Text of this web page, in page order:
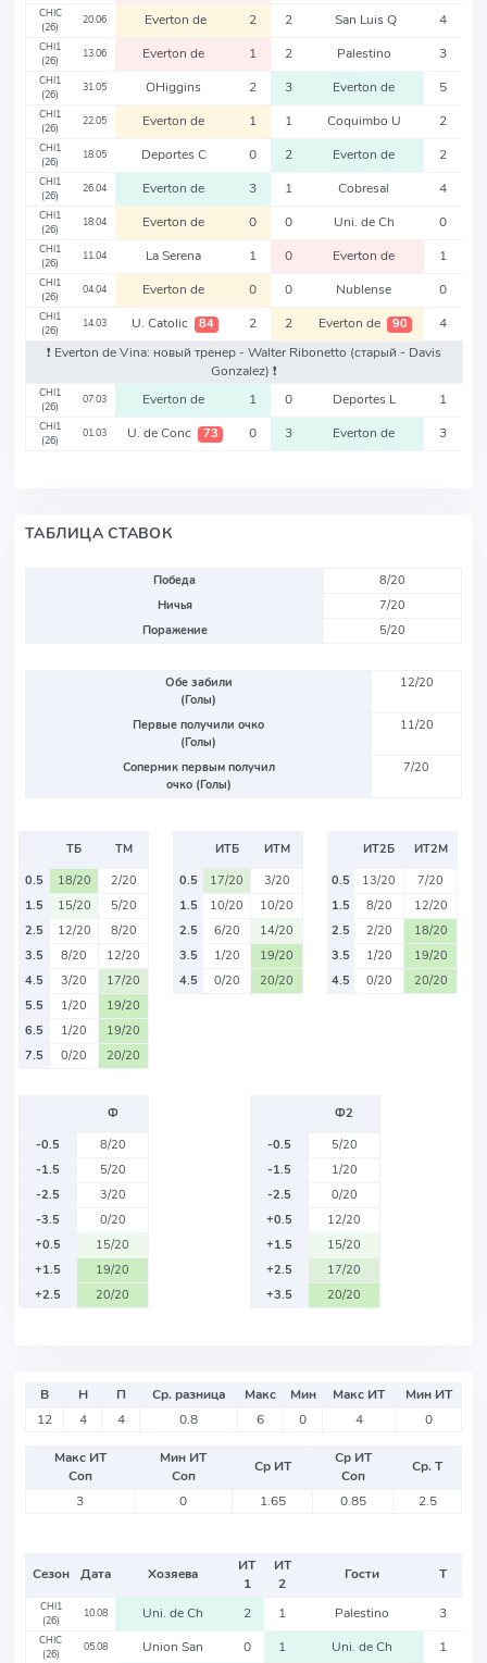
CHIC
(26)
20.06 Everton de 2 2 San Luis Q 4
CHI1
(26)
13.06 Everton de 1 2 Palestino 3
CHI1
(26)
31.05 OHiggins 2 3 Everton de 5
CHI1
(26)
22.05 Everton de 1 1 Coquimbo U 2
CHI1
(26)
18.05 Deportes C 0 2 Everton de 2
CHI1
(26)
26.04 Everton de 3 1 Cobresal 4
CHI1
(26)
18.04 Everton de 0 0 Uni. de Ch 0
CHI1
(26)
11.04 La Serena 1 0 Everton de 1
CHI1
(26)
04.04 Everton de 0 0 Nublense 0
CHI1
(26)
14.03 U. Catolic 84 2 2 Everton de 90
4
❗️ Everton de Vina: новый тренер - Walter Ribonetto (старый - Davis
Gonzalez) ❗️
CHI1
(26)
07.03 Everton de 1 0 Deportes L 1
CHI1
(26)
01.03 U. de Conc 73 0 3 Everton de 3
ТАБЛИЦА СТАВОК
Победа
8/20
Ничья
7/20
Поражение
5/20
Обе забили
(Голы)
12/20
Первые получили очко
(Голы)
11/20
Соперник первым получил
очко (Голы)
7/20
ТБ
ТМ
0.5
18/20
2/20
1.5
15/20
5/20
2.5
12/20
8/20
3.5
8/20
12/20
4.5
3/20
17/20
5.5
1/20
19/20
6.5
1/20
19/20
7.5
0/20 20/20
ИТБ
ИТМ
0.5
17/20
3/20
1.5
10/20
10/20
2.5
6/20
14/20
3.5
1/20
19/20
4.5
0/20 20/20
ИТ2Б
ИТ2М
0.5
13/20
7/20
1.5
8/20
12/20
2.5
2/20
18/20
3.5
1/20
19/20
4.5
0/20 20/20
Ф
-0.5
8/20
-1.5
5/20
-2.5
3/20
-3.5
0/20
+0.5
15/20
+1.5
19/20
+2.5
20/20
Ф2
-0.5
5/20
-1.5
1/20
-2.5
0/20
+0.5
12/20
+1.5
15/20
+2.5
17/20
+3.5
20/20
В Н П Ср. разница Макс Мин Макс ИТ
Мин ИТ
12
4 4 0.8 6 0 4 0
Макс ИТ
Соп
Мин ИТ
Соп
Ср ИТ
Ср ИТ
Соп
Ср. Т
3
0 1.65 0.85 2.5
Сезон Дата Хозяева
ИТ
1
ИТ
2
Гости Т
CHI1
(26)
10.08 Uni. de Ch 2 1 Palestino 3
CHIC
(26)
05.08 Union San 0 1 Uni. de Ch 1